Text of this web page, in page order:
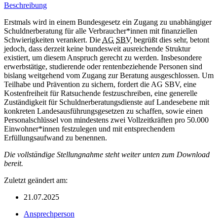
Beschreibung
Erstmals wird in einem Bundesgesetz ein Zugang zu unabhängiger
Schuldnerberatung für alle Verbraucher*innen mit finanziellen
Schwierigkeiten verankert. Die AG SBV begrüßt dies sehr, betont
jedoch, dass derzeit keine bundesweit ausreichende Struktur
existiert, um diesem Anspruch gerecht zu werden. Insbesondere
erwerbstätige, studierende oder rentenbeziehende Personen sind
bislang weitgehend vom Zugang zur Beratung ausgeschlossen. Um
Teilhabe und Prävention zu sichern, fordert die AG SBV, eine
Kostenfreiheit für Ratsuchende festzuschreiben, eine generelle
Zuständigkeit für Schuldnerberatungsdienste auf Landesebene mit
konkreten Landesausführungsgesetzen zu schaffen, sowie einen
Personalschlüssel von mindestens zwei Vollzeitkräften pro 50.000
Einwohner*innen festzulegen und mit entsprechendem
Erfüllungsaufwand zu benennen.
Die vollständige Stellungnahme steht weiter unten zum Download
bereit.
Zuletzt geändert am:
21.07.2025
Ansprechperson